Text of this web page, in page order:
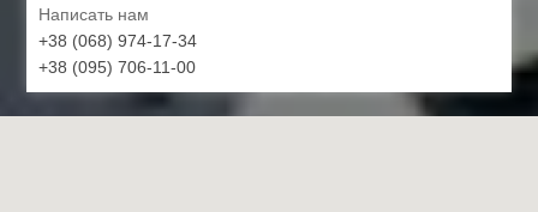
Написать нам
+38 (068) 974-17-34
+38 (095) 706-11-00